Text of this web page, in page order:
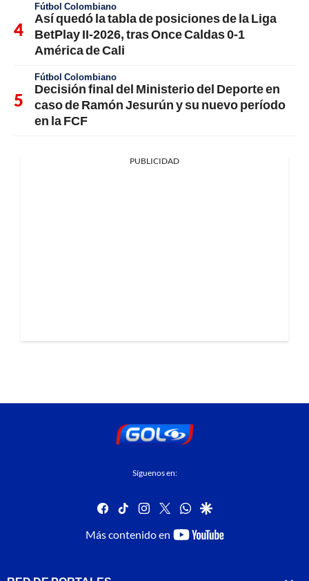
Fútbol Colombiano
Así quedó la tabla de posiciones de la Liga
BetPlay II-2026, tras Once Caldas 0-1
América de Cali
Fútbol Colombiano
Decisión final del Ministerio del Deporte en
caso de Ramón Jesurún y su nuevo período
en la FCF
PUBLICIDAD
Síguenos en:
facebook
tiktok instagram
twitterwhatsapp
google
Más contenido en
youtube-